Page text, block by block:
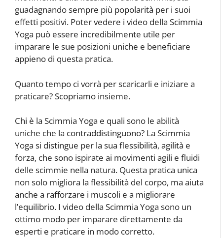
guadagnando sempre più popolarità per i suoi
effetti positivi. Poter vedere i video della Scimmia
Yoga può essere incredibilmente utile per
imparare le sue posizioni uniche e beneficiare
appieno di questa pratica.
Quanto tempo ci vorrà per scaricarli e iniziare a
praticare? Scopriamo insieme.
Chi è la Scimmia Yoga e quali sono le abilità
uniche che la contraddistinguono? La Scimmia
Yoga si distingue per la sua flessibilità, agilità e
forza, che sono ispirate ai movimenti agili e fluidi
delle scimmie nella natura. Questa pratica unica
non solo migliora la flessibilità del corpo, ma aiuta
anche a rafforzare i muscoli e a migliorare
l’equilibrio. I video della Scimmia Yoga sono un
ottimo modo per imparare direttamente da
esperti e praticare in modo corretto.